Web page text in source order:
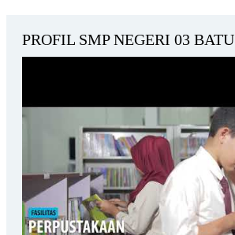
PROFIL SMP NEGERI 03 BATU